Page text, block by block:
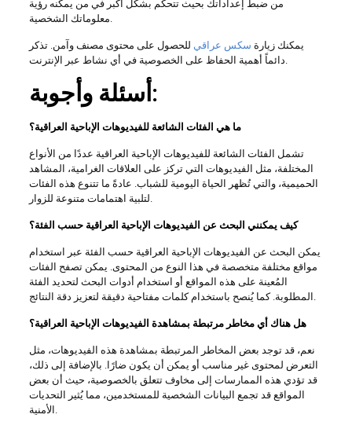
من ضبط إعداداتك بحيث تتحكم بشكل أكبر في من يمكنه رؤية
يمكنك زيارة سكس عراقي للحصول على محتوى مصنف وآمن. تذكر
أسئلة وأجوبة:
ما هي الفئات الشائعة للفيديوهات الإباحية العراقية؟
تشمل الفئات الشائعة للفيديوهات الإباحية العراقية عددًا من الأنواع
المختلفة، مثل الفيديوهات التي تركز على العلاقات الغرامية، المشاهد
الحميمية، والتي تُظهر الحياة اليومية للشباب. عادةً ما تتنوع هذه الفئات
كيف يمكنني البحث عن الفيديوهات الإباحية العراقية حسب الفئة؟
يمكن البحث عن الفيديوهات الإباحية العراقية حسب الفئة عبر استخدام
مواقع مختلفة متخصصة في هذا النوع من المحتوى. يمكن تصفح الفئات
المُعينة على هذه المواقع أو استخدام أدوات البحث لتحديد الفئة
هل هناك أي مخاطر مرتبطة بمشاهدة الفيديوهات الإباحية العراقية؟
نعم، قد توجد بعض المخاطر المرتبطة بمشاهدة هذه الفيديوهات، مثل
التعرض لمحتوى غير مناسب أو يمكن أن يكون ضارًا. بالإضافة إلى ذلك،
قد تؤدي هذه الممارسات إلى مخاوف تتعلق بالخصوصية، حيث أن بعض
المواقع قد تجمع البيانات الشخصية للمستخدمين، مما يُثير التحديات